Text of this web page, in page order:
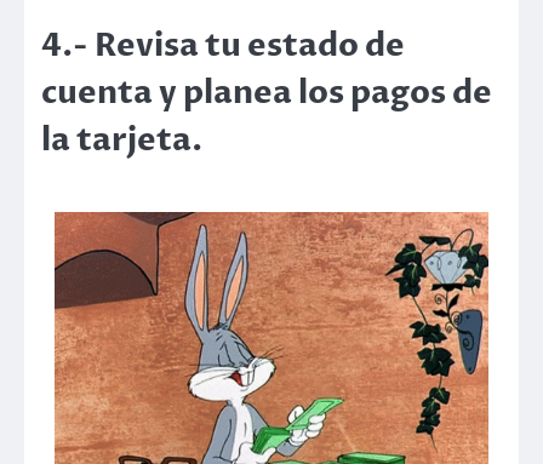
4.- Revisa tu estado de
cuenta y planea los pagos de
la tarjeta.